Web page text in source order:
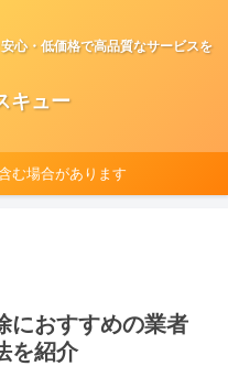
心・低価格で高品質なサービスを
キュー
む場合があります
におすすめの業者
を紹介